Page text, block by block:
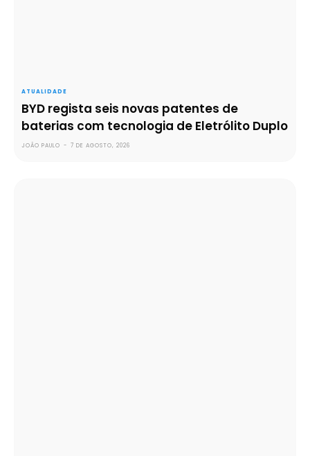
ATUALIDADE
BYD regista seis novas patentes de
baterias com tecnologia de Eletrólito Duplo
JOÃO PAULO - 7 DE AGOSTO, 2026